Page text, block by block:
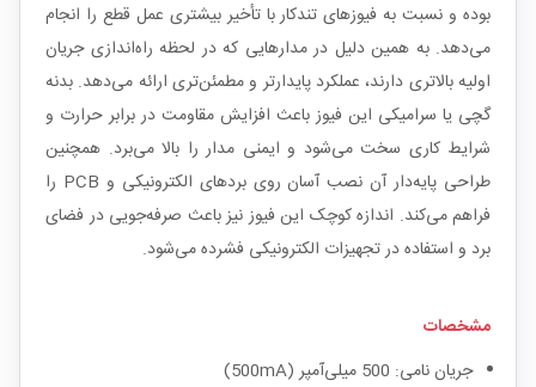
بوده و نسبت به فیوزهای تندکار با تأخیر بیشتری عمل قطع را انجام
می‌دهد. به همین دلیل در مدارهایی که در لحظه راه‌اندازی جریان
اولیه بالاتری دارند، عملکرد پایدارتر و مطمئن‌تری ارائه می‌دهد. بدنه
گچی یا سرامیکی این فیوز باعث افزایش مقاومت در برابر حرارت و
شرایط کاری سخت می‌شود و ایمنی مدار را بالا می‌برد. همچنین
طراحی پایه‌دار آن نصب آسان روی بردهای الکترونیکی و PCB را
فراهم می‌کند. اندازه کوچک این فیوز نیز باعث صرفه‌جویی در فضای
برد و استفاده در تجهیزات الکترونیکی فشرده می‌شود.
مشخصات
جریان نامی: 500 میلی‌آمپر (500mA)